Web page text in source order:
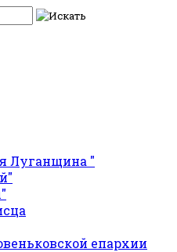
Луганщина "
епархии